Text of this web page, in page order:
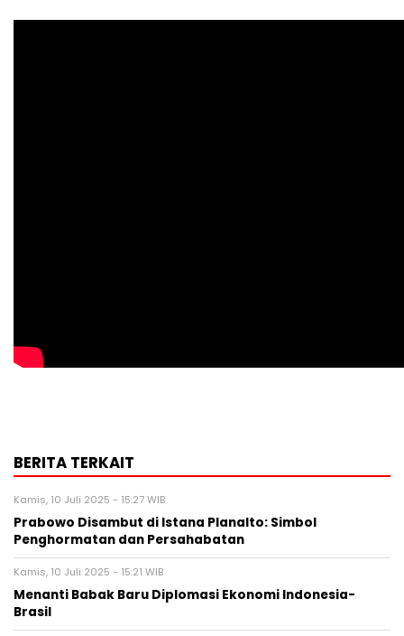
BERITA TERKAIT
Kamis, 10 Juli 2025 - 15:27 WIB
Prabowo Disambut di Istana Planalto: Simbol
Penghormatan dan Persahabatan
Kamis, 10 Juli 2025 - 15:21 WIB
Menanti Babak Baru Diplomasi Ekonomi Indonesia-
Brasil